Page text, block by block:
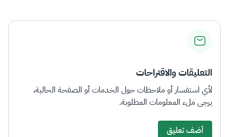
التعليقات والاقتراحات
لأي استفسار أو ملاحظات حول الخدمات أو الصفحة الحالية،
يرجى ملء المعلومات المطلوبة.
أضف تعليق